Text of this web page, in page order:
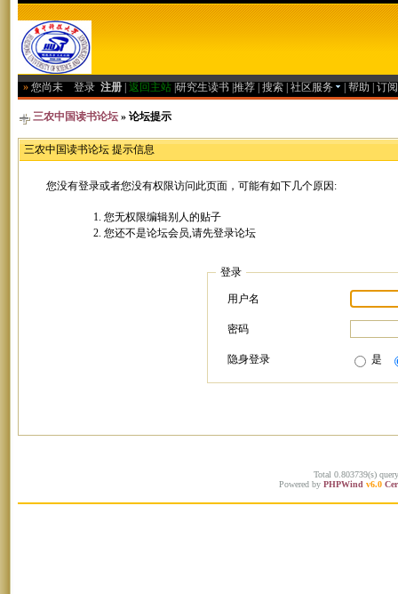
» 您尚未 登录 注册 返回主站 研究生读书 推荐 搜索 社区服务 帮助 订
三农中国读书论坛 » 论坛提示
三农中国读书论坛 提示信息
您没有登录或者您没有权限访问此页面，可能有如下几个原因:
您无权限编辑别人的贴子
您还不是论坛会员,请先登录论坛
登录
用户名
密码
隐身登录 是
Total 0.803739(s)
Powered by PHPWind v6.0